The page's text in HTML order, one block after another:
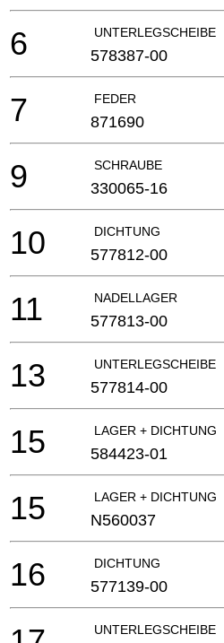
UNTERLEGSCHEIBE
6 578387-00
FEDER
7 871690
SCHRAUBE
9 330065-16
DICHTUNG
10 577812-00
NADELLAGER
11 577813-00
UNTERLEGSCHEIBE
13 577814-00
LAGER + DICHTUNG
15 584423-01
LAGER + DICHTUNG
15 N560037
DICHTUNG
16 577139-00
UNTERLEGSCHEIBE